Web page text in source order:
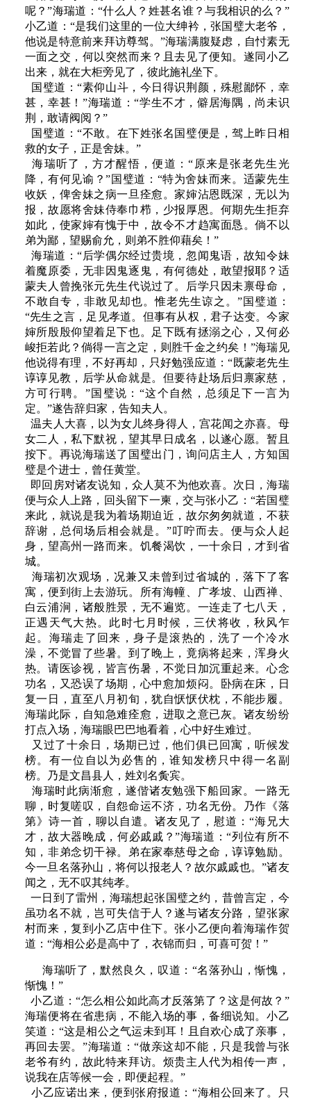
呢？”海瑞道：“什么人？姓甚名谁？与我相识的么？”
小乙道：“是我们这里的一位大绅衿，张国璧大老爷，
他说是特意前来拜访尊驾。”海瑞满腹疑虑，自忖素无
一面之交，何以突然而来？且去见了便知。遂同小乙
出来，就在大柜旁见了，彼此施礼坐下。
国璧道：“素仰山斗，今日得识荆颜，殊慰鄙怀，幸
甚，幸甚！”海瑞道：“学生不才，僻居海隅，尚未识
荆，敢请阀阅？”
国璧道：“不敢。在下姓张名国璧便是，驾上昨日相
救的女子，正是舍妹。”
海瑞听了，方才醒悟，便道：“原来是张老先生光
降，有何见谕？”国璧道：“特为舍妹而来。适蒙先生
收妖，俾舍妹之病一旦痊愈。家婶沾恩既深，无以为
报，故愿将舍妹侍奉巾栉，少报厚恩。何期先生拒弃
如此，使家婶有愧于中，故令不才趋寓面恳。倘不以
弟为鄙，望赐俞允，则弟不胜仰藉矣！”
海瑞道：“后学偶尔经过贵境，忽闻鬼语，故知令妹
着魔原委，无非因鬼逐鬼，有何德处，敢望报耶？适
蒙夫人曾挽张元先生代说过了。后学只因未禀母命，
不敢自专，非敢见却也。惟老先生谅之。”国璧道：
“先生之言，足见孝道。但事有从权，君子达变。今家
婶所殷殷仰望着足下也。足下既有拯溺之心，又何必
峻拒若此？倘得一言之定，则胜千金之约矣！”海瑞见
他说得有理，不好再却，只好勉强应道：“既蒙老先生
谆谆见教，后学从命就是。但要待赴场后归禀家慈，
方可行聘。”国璧说：“这个自然，总须足下一言为
定。”遂告辞归家，告知夫人。
温夫人大喜，以为女儿终身得人，宫花闻之亦喜。母
女二人，私下默祝，望其早日成名，以遂心愿。暂且
按下。再说海瑞送了国璧出门，询问店主人，方知国
璧是个进士，曾任黄堂。
即回房对诸友说知，众人莫不为他欢喜。次日，海瑞
便与众人上路，回头留下一柬，交与张小乙：“若国璧
来此，就说是我为着场期迫近，故尔匆匆就道，不获
辞谢，总伺场后相会就是。”叮咛而去。便与众人起
身，望高州一路而来。饥餐渴饮，一十余日，才到省
城。
海瑞初次观场，况兼又未曾到过省城的，落下了客
寓，便到街上去游玩。所有海幢、广孝坡、山西禅、
白云浦涧，诸般胜景，无不遍览。一连走了七八天，
正遇天气大热。此时七月时候，三伏将收，秋风乍
起。海瑞走了回来，身子是滚热的，洗了一个冷水
澡，不觉冒了些暑。到了晚上，竟病将起来，浑身火
热。请医诊视，皆言伤暑，不觉日加沉重起来。心念
功名，又恐误了场期，心中愈加烦闷。卧病在床，日
复一日，直至八月初旬，犹自恹恹伏枕，不能步履。
海瑞此际，自知急难痊愈，进取之意已灰。诸友纷纷
打点入场，海瑞眼巴巴地看着，心中好生难过。
又过了十余日，场期已过，他们俱已回寓，听候发
榜。有一位自以为必售的，谁知发榜只中得一名副
榜。乃是文昌县人，姓刘名夤宾。
海瑞时此病渐愈，遂偕诸友勉强下船回家。一路无
聊，时复嗟叹，自怨命运不济，功名无份。乃作《落
第》诗一首，聊以自遣。诸友见了，慰道：“海兄大
才，故大器晚成，何必戚戚？”海瑞道：“列位有所不
知，非弟念切干禄。弟在家奉慈母之命，谆谆勉励。
今一旦名落孙山，将何以报老人？故尔戚戚也。”诸友
闻之，无不叹其纯孝。
一日到了雷州，海瑞想起张国璧之约，昔曾言定，今
虽功名不就，岂可失信于人？遂与诸友分路，望张家
村而来，复到小乙店中住下。张小乙便向着海瑞作贺
道：“海相公必是高中了，衣锦而归，可喜可贺！”
海瑞听了，默然良久，叹道：“名落孙山，惭愧，
惭愧！”
小乙道：“怎么相公如此高才反落第了？这是何故？”
海瑞便将在省患病，不能入场的事，备细说知。小乙
笑道：“这是相公之气运未到耳！且自欢心成了亲事，
再回去罢。”海瑞道：“做亲这却不能，只是我曾与张
老爷有约，故此特来拜访。烦贵主人代为相传一声，
说我在店等候一会，即便起程。”
小乙应诺出来，便到张府报道：“海相公回来了。只